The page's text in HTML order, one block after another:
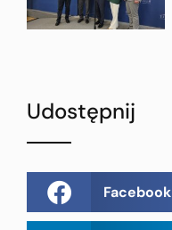
Udostępnij
Facebook